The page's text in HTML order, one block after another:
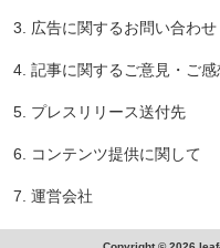
3. 広告に関するお問い合わせ
4. 記事に関するご意見・ご感
5. プレスリリース送付先
6. コンテンツ提供に関して
7. 運営会社